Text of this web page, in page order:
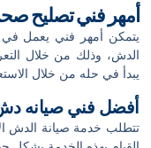
أمهر فني تصليح
يتمكن أمهر فني يعمل
الدش، وذلك من خلال
يبدأ في حله من خلال
أفضل فني صيانه
تتطلب خدمة صيانة الدش